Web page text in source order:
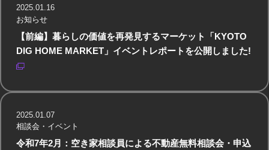
【前編】暮らしの価値を再発見するマーケット「KYOTO
DIG HOME MARKET」イベントレポートを公開しました!
2025.01.16
お知らせ
令和7年2月：空き家相談員による不動産無料相談会・申込
2025.01.07
相談会・イベント